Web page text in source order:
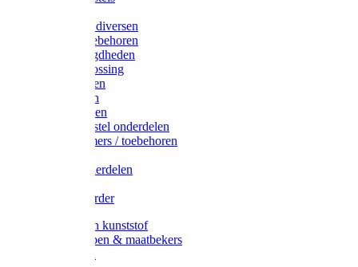
Koe / Stier diversen
Melkers toebehoren
Stalbenodigdheden
Kalververlossing
Stierenringen
Onthoornen
Kalverflessen
Koerugborstel onderdelen
Kalveremmers / toebehoren
Koelift onderdelen
Uieronthaarder
Voerbakken kunststof
Voerscheppen & maatbekers